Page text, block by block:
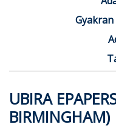
UBIRA
BIRMINGHAM)